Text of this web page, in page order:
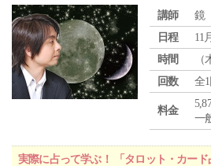
講師
鏡
日程
11
時間
（
回数
全
料金
一
実際に占って学ぶ！ 「タロット・カード